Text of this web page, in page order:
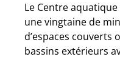
Le Centre
une vingtaine de
d’espaces couverts
bassins extérieurs